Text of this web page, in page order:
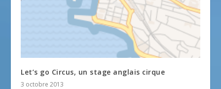
Let’s go Circus, un stage anglais cirque
3 octobre 2013